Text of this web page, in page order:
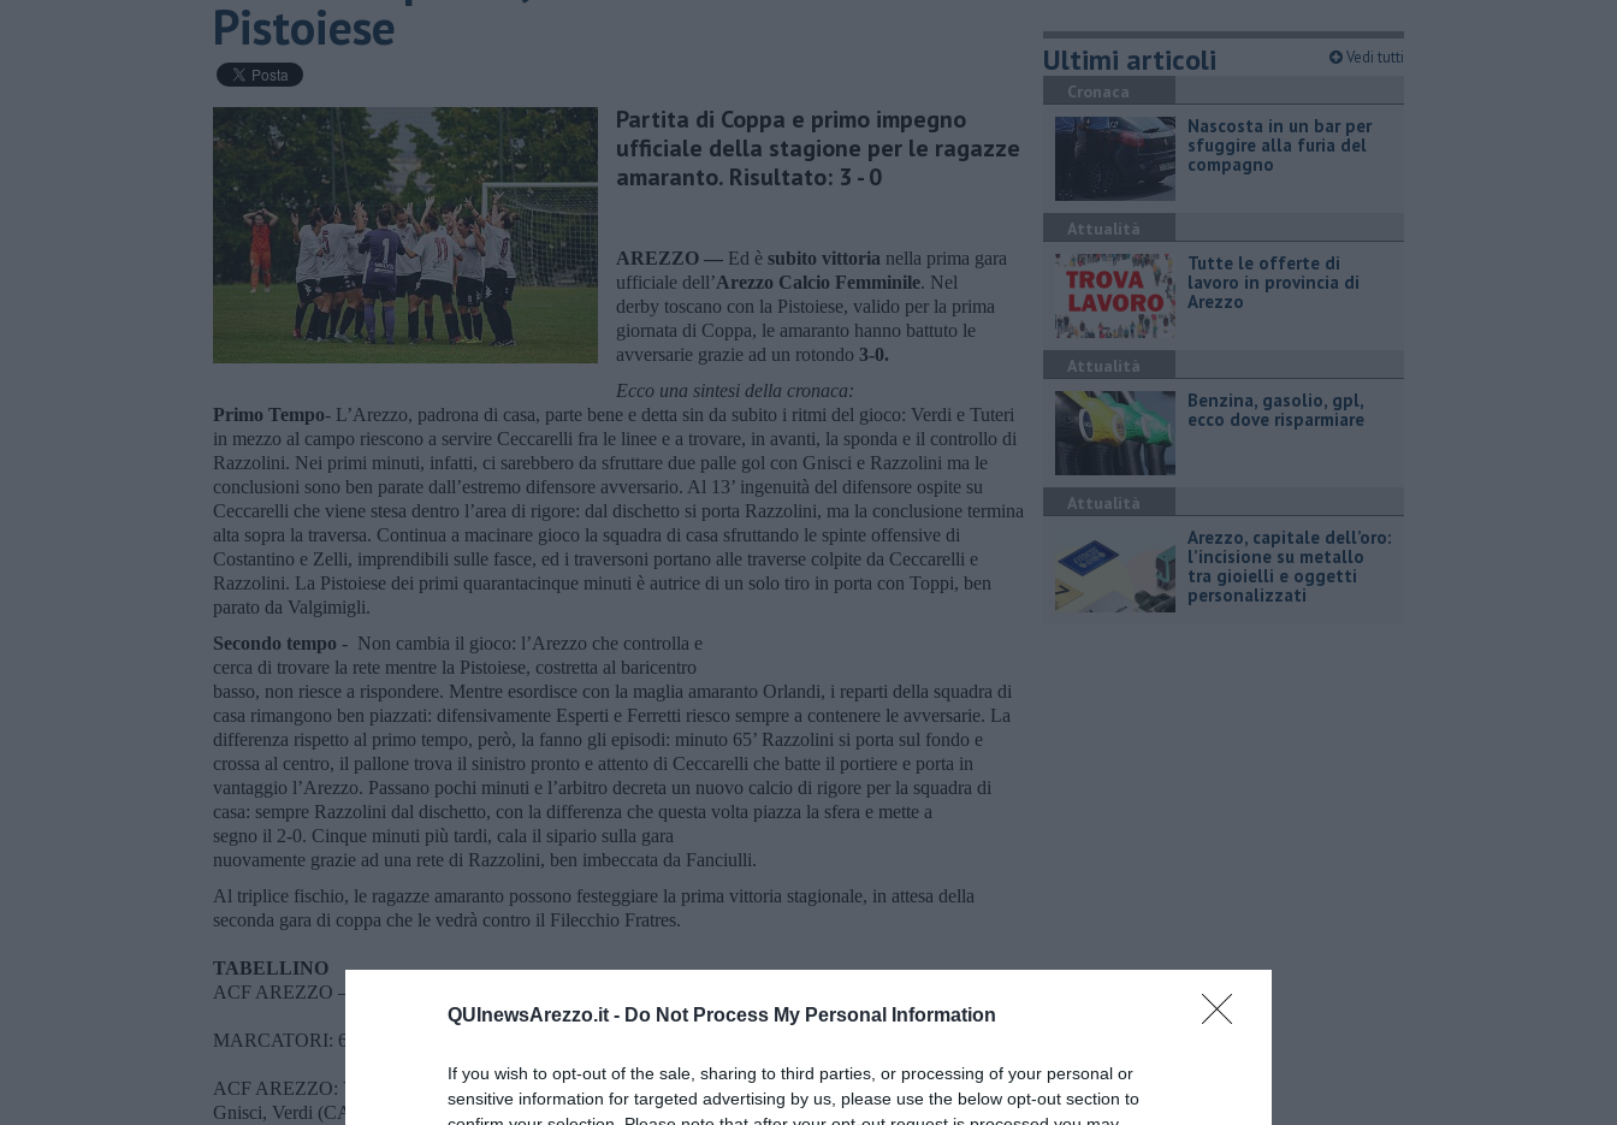
QUInewsArezzo.it - Do Not Process My Personal Information
If you wish to opt-out of the sale, sharing to third parties, or processing of your personal or
sensitive information for targeted advertising by us, please use the below opt-out section to
Pistoiese
Partita di Coppa e primo impegno
ufficiale della stagione per le ragazze
amaranto. Risultato: 3 - 0
AREZZO — Ed è subito vittoria nella prima gara
ufficiale dell’Arezzo Calcio Femminile. Nel
derby toscano con la Pistoiese, valido per la prima
giornata di Coppa, le amaranto hanno battuto le
avversarie grazie ad un rotondo 3-0.
Ecco una sintesi della cronaca:
Primo Tempo- L’Arezzo, padrona di casa, parte bene e detta sin da subito i ritmi del gioco: Verdi e Tuteri
in mezzo al campo riescono a servire Ceccarelli fra le linee e a trovare, in avanti, la sponda e il controllo di
Razzolini. Nei primi minuti, infatti, ci sarebbero da sfruttare due palle gol con Gnisci e Razzolini ma le
conclusioni sono ben parate dall’estremo difensore avversario. Al 13’ ingenuità del difensore ospite su
Ceccarelli che viene stesa dentro l’area di rigore: dal dischetto si porta Razzolini, ma la conclusione termina
alta sopra la traversa. Continua a macinare gioco la squadra di casa sfruttando le spinte offensive di
Costantino e Zelli, imprendibili sulle fasce, ed i traversoni portano alle traverse colpite da Ceccarelli e
Razzolini. La Pistoiese dei primi quarantacinque minuti è autrice di un solo tiro in porta con Toppi, ben
parato da Valgimigli.
Secondo tempo - Non cambia il gioco: l’Arezzo che controlla e
cerca di trovare la rete mentre la Pistoiese, costretta al baricentro
basso, non riesce a rispondere. Mentre esordisce con la maglia amaranto Orlandi, i reparti della squadra di
casa rimangono ben piazzati: difensivamente Esperti e Ferretti riesco sempre a contenere le avversarie. La
differenza rispetto al primo tempo, però, la fanno gli episodi: minuto 65’ Razzolini si porta sul fondo e
crossa al centro, il pallone trova il sinistro pronto e attento di Ceccarelli che batte il portiere e porta in
vantaggio l’Arezzo. Passano pochi minuti e l’arbitro decreta un nuovo calcio di rigore per la squadra di
casa: sempre Razzolini dal dischetto, con la differenza che questa volta piazza la sfera e mette a
segno il 2-0. Cinque minuti più tardi, cala il sipario sulla gara
nuovamente grazie ad una rete di Razzolini, ben imbeccata da Fanciulli.
Al triplice fischio, le ragazze amaranto possono festeggiare la prima vittoria stagionale, in attesa della
seconda gara di coppa che le vedrà contro il Filecchio Fratres.
TABELLINO
ACF AREZZO – PISTOIESE
MARCATORI: 65’ Ceccarelli, 80’ e 84’ Razzolini
ACF AREZZO: Valgimigli, Zelli, Costantino, Teci, Esperti, Ferretti,
Gnisci, Verdi (CAP.), Razzolini, Ceccarelli, Tuteri. A disposizione:
Ultimi articoli Vedi tutti
Cronaca
Nascosta in un bar per
sfuggire alla furia del
compagno
Attualità
​Tutte le offerte di
lavoro in provincia di
Arezzo
Attualità
​Benzina, gasolio, gpl,
ecco dove risparmiare
Attualità
Arezzo, capitale dell’oro:
l’incisione su metallo
tra gioielli e oggetti
personalizzati